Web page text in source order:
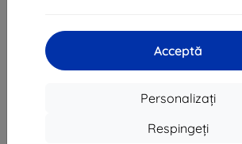
Acceptă
Personalizați
Respingeți